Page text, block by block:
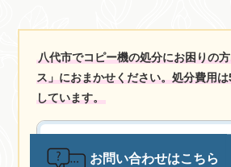
八代市でコピー機の処分にお困りの
ス」におまかせください。処分費用
しています。
お問い合わせはこちら